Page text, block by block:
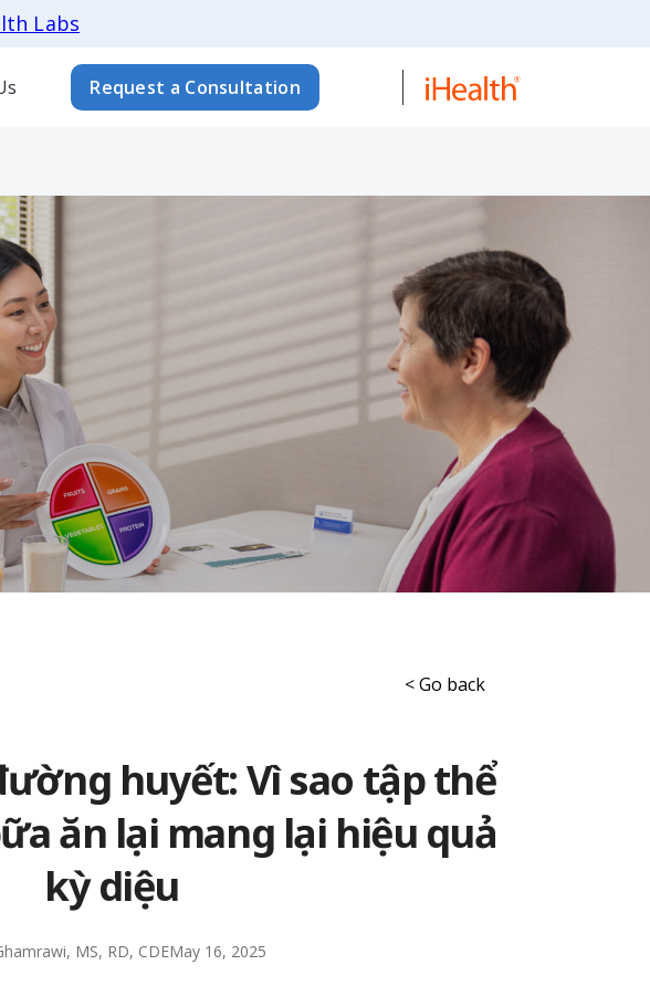
Labs
Request a Consultation
< Go back
huyết: Vì sao tập thể
ăn lại mang lại hiệu quả
kỳ diệu
MS, RD, CDEMay 16, 2025